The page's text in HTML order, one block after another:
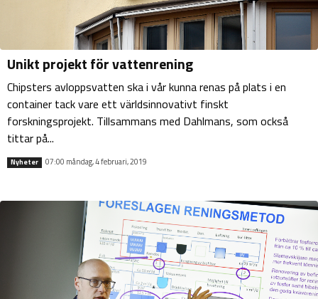
Unikt projekt för vattenrening
Chipsters avloppsvatten ska i vår kunna renas på plats i en
container tack vare ett världsinnovativt finskt
forskningsprojekt. Tillsammans med Dahlmans, som också
tittar på...
Nyheter 07:00 måndag, 4 februari, 2019